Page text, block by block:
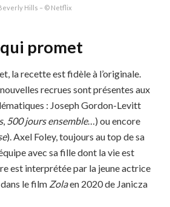
Hills – © Netflix
promet
la recette est fidèle à l’originale.
recrues sont présentes aux
: Joseph Gordon-Levitt
, 500 jours ensemble…) ou encore
). Axel Foley, toujours au top de sa
avec sa fille dont la vie est
est interprétée par la jeune actrice
le film Zolaen 2020 de Janicza